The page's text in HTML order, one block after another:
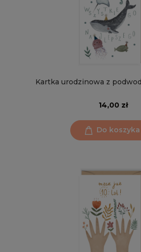
Kartka urodzinowa z
14,00 zł
Do koszyka